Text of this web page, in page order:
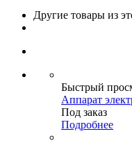
Другие товары из
Быстрый
Аппарат
Под заказ
Подробнее